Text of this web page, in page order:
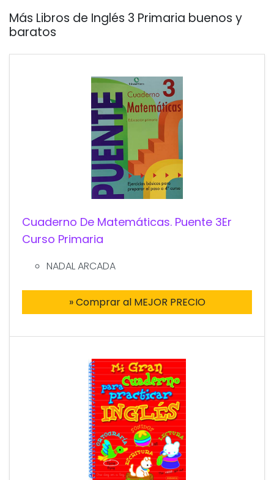
Más Libros de Inglés 3 Primaria buenos y
baratos
Cuaderno De Matemáticas. Puente 3Er
Curso Primaria
NADAL ARCADA
» Comprar al MEJOR PRECIO